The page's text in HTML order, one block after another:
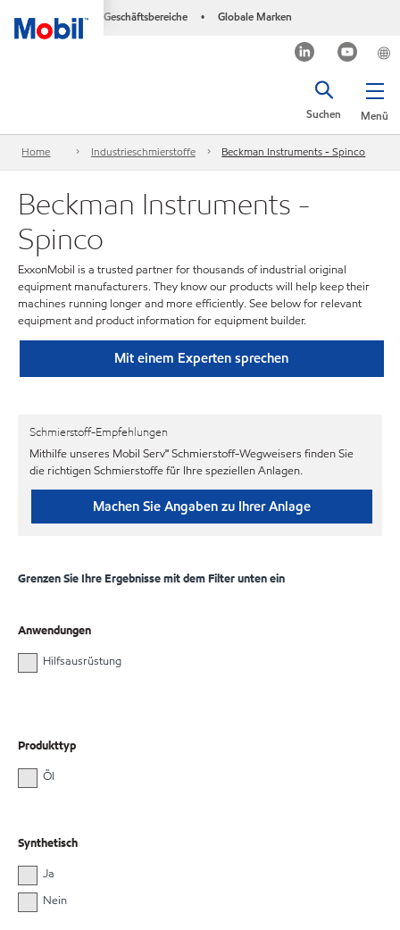
Geschäftsbereiche • Globale Marken
Menü
Suchen
Home Industrieschmierstoffe Beckman Instruments - Spinco
Beckman Instruments -
Spinco
ExxonMobil is a trusted partner for thousands of industrial original
equipment manufacturers. They know our products will help keep their
machines running longer and more efficiently. See below for relevant
equipment and product information for equipment builder.
Mit einem Experten sprechen
Schmierstoff-Empfehlungen
Mithilfe unseres Mobil Serv℠ Schmierstoff-Wegweisers finden Sie
die richtigen Schmierstoffe für Ihre speziellen Anlagen.
Machen Sie Angaben zu Ihrer Anlage
Grenzen Sie Ihre Ergebnisse mit dem Filter unten ein
Anwendungen
Hilfsausrüstung
Produkttyp
Öl
Synthetisch
Ja
Nein